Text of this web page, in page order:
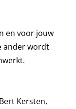
en voor jouw
ander wordt
Kersten,